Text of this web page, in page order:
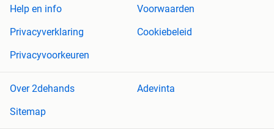
Help en info
Voorwaarden
Privacyverklaring
Cookiebeleid
Privacyvoorkeuren
Over 2dehands
Adevinta
Sitemap